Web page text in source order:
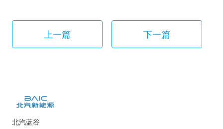
上一篇 下一篇
北汽蓝谷